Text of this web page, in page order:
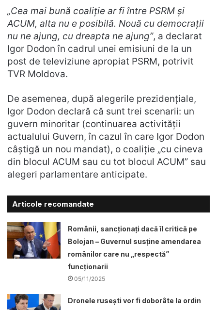
„Cea mai bună coaliţie ar fi între PSRM şi
ACUM, alta nu e posibilă. Nouă cu democraţii
nu ne ajung, cu dreapta ne ajung”, a declarat
Igor Dodon în cadrul unei emisiuni de la un
post de televiziune apropiat PSRM, potrivit
TVR Moldova.
De asemenea, după alegerile prezidenţiale,
Igor Dodon declară că sunt trei scenarii: un
guvern minoritar (continuarea activităţii
actualului Guvern, în cazul în care Igor Dodon
câştigă un nou mandat), o coaliţie „cu cineva
din blocul ACUM sau cu tot blocul ACUM” sau
alegeri parlamentare anticipate.
Articole recomandate
Românii, sancționați dacă îl critică pe
Bolojan – Guvernul susține amendarea
românilor care nu „respectă”
funcționarii
05/11/2025
Dronele ruseşti vor fi doborâte la ordin